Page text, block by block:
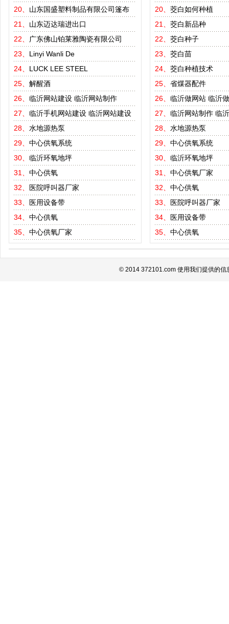
20、 山东国盛塑料制品有限公司篷布
21、 山东迈达瑞进出口
22、
广东佛山铂莱雅陶瓷有限公司
23、 Linyi Wanli De
24、 LUCK LEE STEEL
25、 解醒酒
26、 临沂网站建设 临沂网站制作
27、 临沂手机网站建设 临沂网站建设
28、 水地源热泵
29、 中心供氧系统
30、 临沂环氧地坪
31、 中心供氧
32、
医院呼叫器厂家
33、
医用设备带
34、 中心供氧
35、 中心供氧厂家
20、 茭白如何种植
21、 茭白新品种
22、 茭白种子
23、 茭白苗
24、 茭白种植技术
25、 省煤器配件
26、 临沂做网站 临沂
27、 临沂网站制作 临
28、 水地源热泵
29、 中心供氧系统
30、 临沂环氧地坪
31、 中心供氧厂家
32、 中心供氧
33、
医院呼叫器厂家
34、
医用设备带
35、 中心供氧
© 2014 372101.com 使用我们提供的信